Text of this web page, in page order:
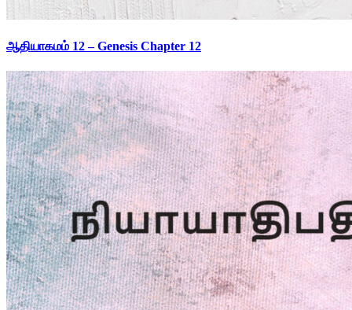
ஆதியாகமம் 12 – Genesis Chapter 12